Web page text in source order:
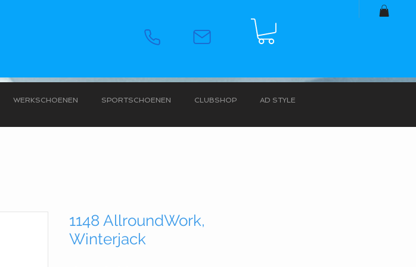
WERKSCHOENEN SPORTSCHOENEN CLUBSHOP AD STYLE
1148 AllroundWork,
Winterjack